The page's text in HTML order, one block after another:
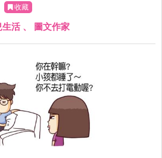
收藏
生活、 圖文作家